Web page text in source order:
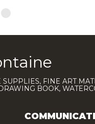
FINE ART
BOOK,